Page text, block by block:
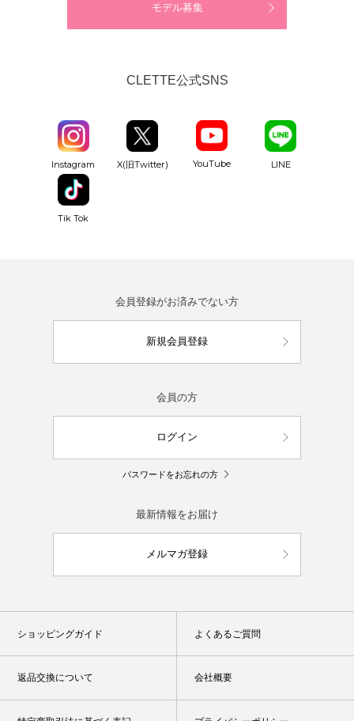
モデル募集
CLETTE公式SNS
Instagram X(旧Twitter) YouTube LINE
Tik Tok
会員登録がお済みでない方
新規会員登録
会員の方
ログイン
パスワードをお忘れの方
最新情報をお届け
メルマガ登録
ショッピングガイド よくあるご質問
返品交換について 会社概要